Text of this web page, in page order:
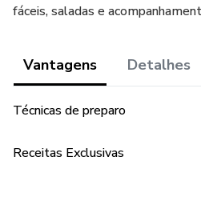
fáceis, saladas e
Vantagens Detalhes
Técnicas de preparo
Receitas Exclusivas